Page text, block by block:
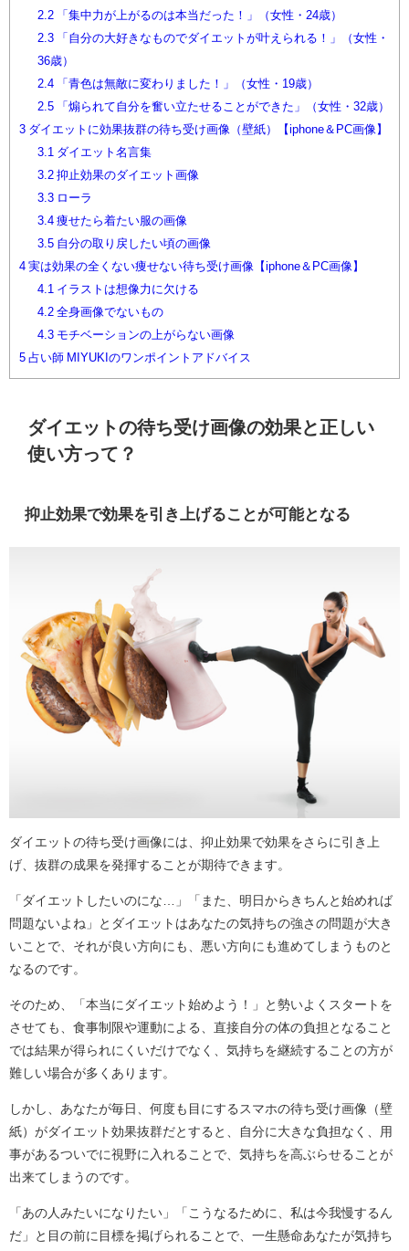
2.2「集中力が上がるのは本当だった！」（女性・24歳）
2.3「自分の大好きなものでダイエットが叶えられる！」（女性・
36歳）
2.4「青色は無敵に変わりました！」（女性・19歳）
2.5「煽られて自分を奮い立たせることができた」（女性・32歳）
3 ダイエットに効果抜群の待ち受け画像（壁紙）【iphone＆PC画像】
3.1
ダイエット名言集
3.2抑止効果のダイエット画像
3.3ローラ
3.4痩せたら着たい服の画像
3.5自分の取り戻したい頃の画像
4 実は効果の全くない痩せない待ち受け画像【iphone＆PC画像】
4.1
イラストは想像力に欠ける
4.2全身画像でないもの
4.3モチベーションの上がらない画像
5 占い師 MIYUKIのワンポイントアドバイス
ダイエットの待ち受け画像の効果と正しい
使い方って？
抑止効果で効果を引き上げることが可能となる
ダイエットの待ち受け画像には、抑止効果で効果をさらに引き上
げ、抜群の成果を発揮することが期待できます。
「ダイエットしたいのにな…」「また、明日からきちんと始めれば
問題ないよね」とダイエットはあなたの気持ちの強さの問題が大き
いことで、それが良い方向にも、悪い方向にも進めてしまうものと
なるのです。
そのため、「本当にダイエット始めよう！」と勢いよくスタートを
させても、食事制限や運動による、直接自分の体の負担となること
では結果が得られにくいだけでなく、気持ちを継続することの方が
難しい場合が多くあります。
しかし、あなたが毎日、何度も目にするスマホの待ち受け画像（壁
紙）がダイエット効果抜群だとすると、自分に大きな負担なく、用
事があるついでに視野に入れることで、気持ちを高ぶらせることが
出来てしまうのです。
「あの人みたいになりたい」「こうなるために、私は今我慢するん
だ」と目の前に目標を掲げられることで、一生懸命あなたが気持ち